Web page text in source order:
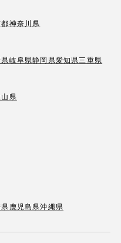
神奈川県
岐阜県静岡県愛知県三重県
県
鹿児島県沖縄県